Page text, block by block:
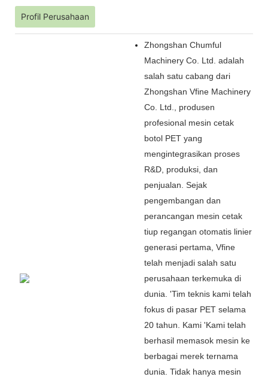
Profil Perusahaan
Zhongshan Chumful
Machinery Co. Ltd. adalah
salah satu cabang dari
Zhongshan Vfine Machinery
Co. Ltd., produsen
profesional mesin cetak
botol PET yang
mengintegrasikan proses
R&D, produksi, dan
penjualan. Sejak
pengembangan dan
perancangan mesin cetak
tiup regangan otomatis linier
generasi pertama, Vfine
telah menjadi salah satu
perusahaan terkemuka di
dunia. 'Tim teknis kami telah
fokus di pasar PET selama
20 tahun. Kami 'Kami telah
berhasil memasok mesin ke
berbagai merek ternama
dunia. Tidak hanya mesin